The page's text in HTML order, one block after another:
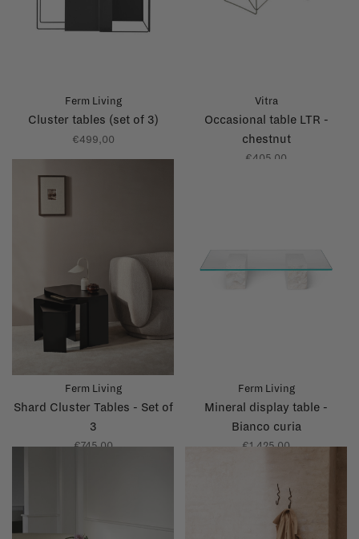
Ferm Living
Cluster tables (set of 3)
€499,00
Vitra
Occasional table LTR -
chestnut
€405,00
Ferm Living
Shard Cluster Tables - Set of
3
€745,00
Ferm Living
Mineral display table -
Bianco curia
€1.425,00